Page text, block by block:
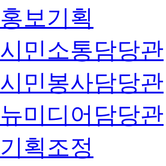
홍보기획
시민소통담당관
시민봉사담당관
뉴미디어담당관
기획조정